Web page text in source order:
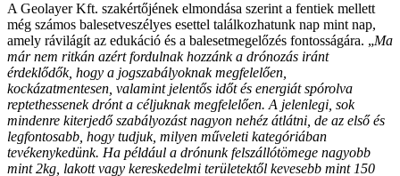
A Geolayer Kft. szakértőjének elmondása szerint a fentiek mellett
még számos balesetveszélyes esettel találkozhatunk nap mint nap,
amely rávilágít az edukáció és a balesetmegelőzés fontosságára. „Ma
már nem ritkán azért fordulnak hozzánk a drónozás iránt
érdeklődők, hogy a jogszabályoknak megfelelően,
kockázatmentesen, valamint jelentős időt és energiát spórolva
reptethessenek drónt a céljuknak megfelelően. A jelenlegi, sok
mindenre kiterjedő szabályozást nagyon nehéz átlátni, de az első és
legfontosabb, hogy tudjuk, milyen műveleti kategóriában
tevékenykedünk. Ha például a drónunk felszállótömege nagyobb
mint 2kg, lakott vagy kereskedelmi területektől kevesebb mint 150